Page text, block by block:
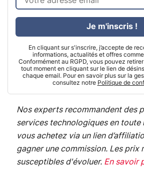
En cliquant sur s'inscrire, j’accepte de
informations, actualités et offres
Conformément au RGPD, vous pouvez
tout moment en cliquant sur le lien de
chaque email. Pour en savoir plus sur la
consultez notre Politique de
Je m'inscris !
Nos experts recommandent des
services technologiques en toute
vous achetez via un lien
gagner une commission. Les prix
susceptibles d'évoluer. En savoir